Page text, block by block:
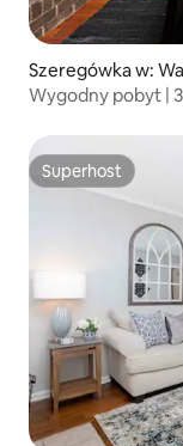
Szeregówka w:
Wygodny pobyt |
Superhost
Superhost